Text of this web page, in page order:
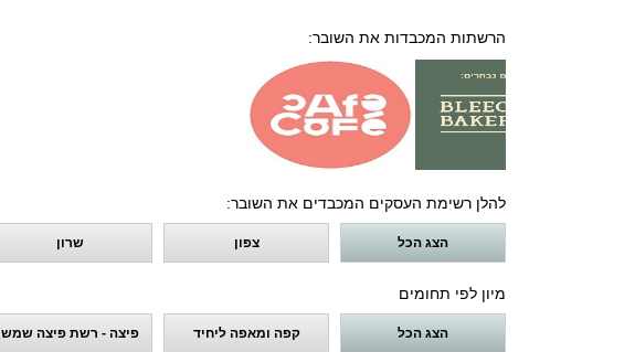
הרשתות המכבדות את השובר:
להלן רשימת העסקים המכבדים את השובר:
הצג הכל צפון שרון
מיון לפי תחומים
הצג הכל קפה ומאפה ליחיד פיצה - רשת פיצה שמש